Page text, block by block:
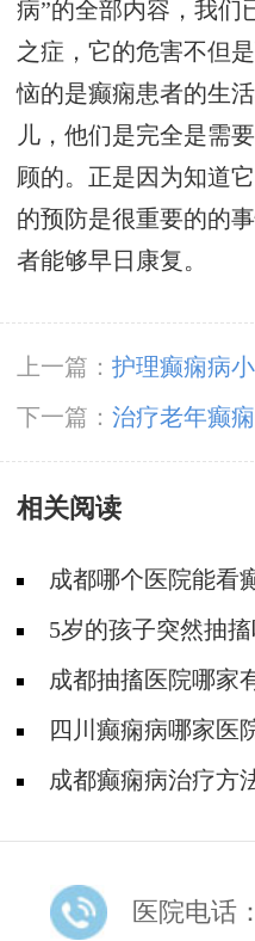
病”的全部内容，我们
之症，它的危害不但
恼的是癫痫患者的生
儿，他们是完全是需
顾的。正是因为知道
的预防是很重要的的
者能够早日康复。
上一篇： 护理癫痫病
下一篇： 治疗老年癫
相关阅读
成都哪个医院能看
后果?5岁的孩子突然抽
成都抽搐医院哪家
传性癫痫病!
四川癫痫病哪家医
痫发作应该怎么办?
成都癫痫病治疗方
医院电话：